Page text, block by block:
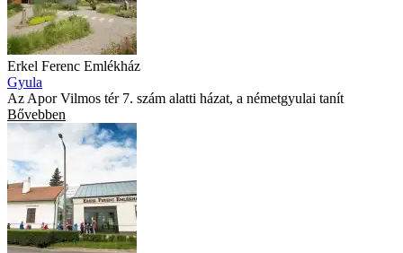
Erkel Ferenc Emlékház
Gyula
Az Apor Vilmos tér 7. szám alatti házat, a németgyulai tanít
Bővebben